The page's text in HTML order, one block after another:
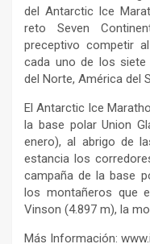
del Antarctic Ice
reto Seven
preceptivo competir
cada uno de los siete
del Norte, América del
El Antarctic Ice
la base polar Union
enero), al abrigo de
estancia los
campaña de la base
los montañeros que
Vinson (4.897 m), la
Más Información: